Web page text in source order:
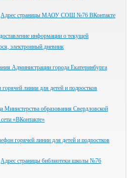
Адрес страницы МАОУ СОШ №76 ВКонтакте
информации о текущей
электронный дневник
Администрации города Екатеринбурга
линии для детей и подростков
Министерства образования Свердловской
«ВКонтакте»
горячей линии для детей и подростков
Адрес страницы библиотеки школы №76